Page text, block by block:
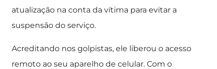
atualização na conta da vítima para evitar a
suspensão do serviço.
Acreditando nos golpistas, ele liberou o acesso
remoto ao seu aparelho de celular. Com o